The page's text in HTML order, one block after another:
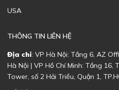
USA
THÔNG TIN LIÊN HỆ
Địa chỉ: VP Hà Nội: Tầng 6, AZ
Hà Nội | VP Hồ Chí Minh: Tầng 16,
Tower, số 2 Hải Triều, Quận 1,